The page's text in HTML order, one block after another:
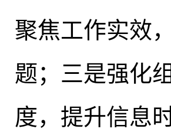
聚焦工作实效
题；三是强化
度，提升信息